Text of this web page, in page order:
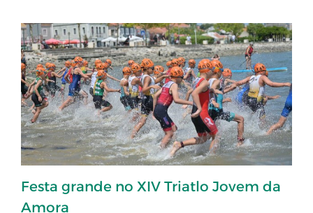
Festa grande no XIV Triatlo Jovem da
Amora